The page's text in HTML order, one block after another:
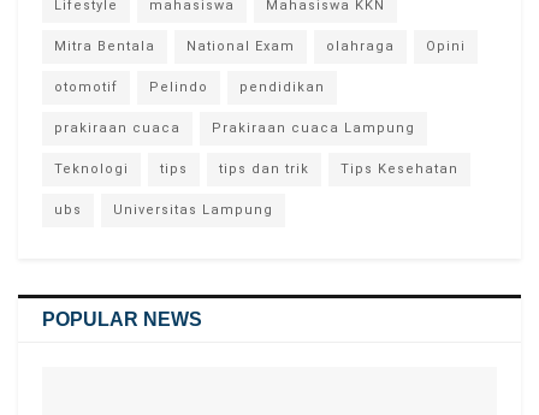
Lifestyle mahasiswa Mahasiswa KKN
Mitra Bentala National Exam olahraga Opini
otomotif Pelindo pendidikan
prakiraan cuaca Prakiraan cuaca Lampung
Teknologi tips tips dan trik Tips Kesehatan
ubs Universitas Lampung
POPULAR NEWS